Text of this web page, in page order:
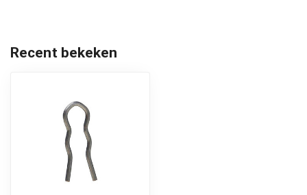
BAR41 0132151002
BAR41 0132151003
BAR41 0132151004
Recent bekeken